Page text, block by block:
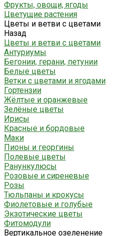
Фрукты, овощи, ягоды
Цветущие растения
Цветы и ветви с цветами
Назад
Цветы и ветви с цветами
Антуриумы
Бегонии, герани, петунии
Белые цветы
Ветки с цветами и ягодами
Гортензии
Жёлтые и оранжевые
Зелёные цветы
Ирисы
Красные и бордовые
Маки
Пионы и георгины
Полевые цветы
Ранункулюсы
Розовые и сиреневые
Розы
Тюльпаны и крокусы
Фиолетовые и голубые
Экзотические цветы
Фитомодули
Вертикальное озеленение